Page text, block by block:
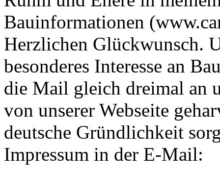
Bauinformationen
Herzlichen Glückwunsch.
besonderes Interesse an
die Mail gleich dreimal an
von unserer Webseite
deutsche Gründlichkeit
Impressum in der E-Mail: